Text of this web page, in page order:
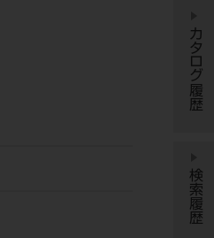
カタログ履歴
検索履歴